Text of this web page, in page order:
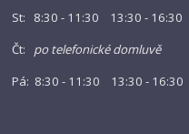
St: 8:30 - 11:30 13:30 - 16:30
Čt: po telefonické domluvě
Pá: 8:30 - 11:30 13:30 - 16:30